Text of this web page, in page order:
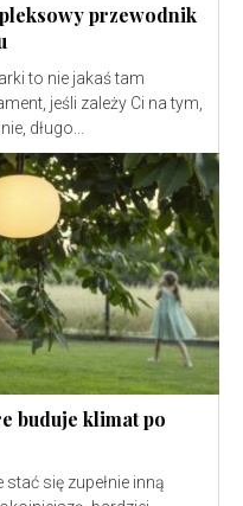
przewodnik
to nie jakaś tam
jeśli zależy Ci na tym,
długo...
buduje klimat po
się zupełnie inną